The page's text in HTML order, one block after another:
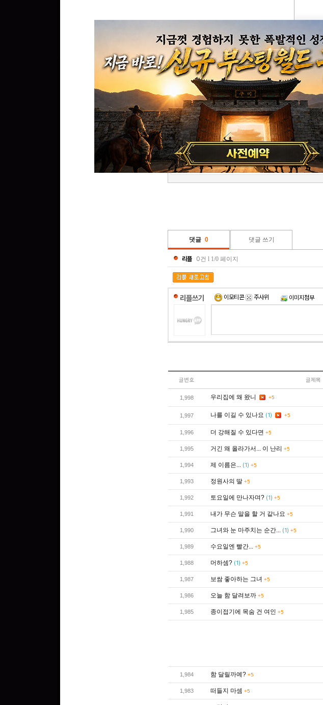
최신뉴스
웹젠, 2026년 상반기 실적 발표
댓글 0 댓글 쓰기
리플 0건 l 1/0 페이지
리플쓰기 이모티콘 주사위 이미지첨부
글번호 글제목
1,998 우리집에 왜 왔니 +5
1,997 나를 이길 수 있나요 (1) +5
1,996 더 강해질 수 있다면 +5
1,995 거긴 왜 올라가서... 이 난리 +5
1,994 제 이름은... (1) +5
1,993 정원사의 딸 +5
1,992 토요일에 만나자며? (1) +5
1,991 내가 무슨 말을 할 거 같나요 +5
1,990 그녀와 눈 마주치는 순간... (1) +5
1,989 수요일엔 빨간... +5
1,988 머하셈? (1) +5
1,987 보쌈 좋아하는 그녀 +5
1,986 오늘 함 달려보까 +5
1,985 종이접기에 목숨 건 여인 +5
1,984 함 달릴까예? +5
1,983 떠들지 마셈 +5